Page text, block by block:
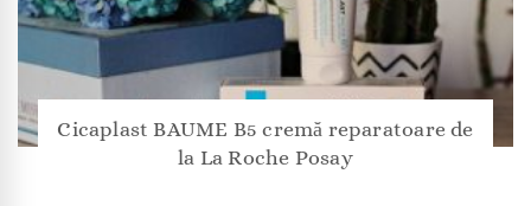
Cicaplast BAUME B5 cremă reparatoare de
la La Roche Posay